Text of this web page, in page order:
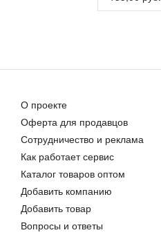
О проекте
Оферта для продавцов
Сотрудничество и реклама
Как работает сервис
Каталог товаров оптом
Добавить компанию
Добавить товар
Вопросы и ответы